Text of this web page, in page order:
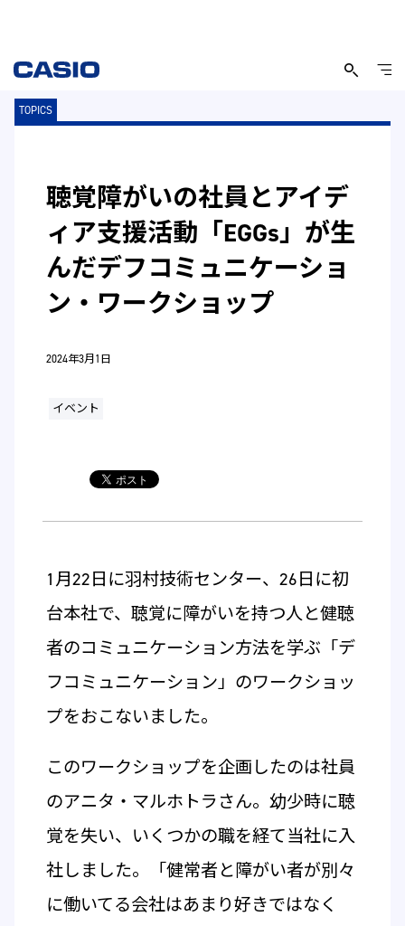
TOPICS
聴覚障がいの社員とアイデ
ィア支援活動「EGGs」が生
んだデフコミュニケーショ
ン・ワークショップ
2024年3月1日
イベント
1月22日に羽村技術センター、26日に初
台本社で、聴覚に障がいを持つ人と健聴
者のコミュニケーション方法を学ぶ「デ
フコミュニケーション」のワークショッ
プをおこないました。
このワークショップを企画したのは社員
のアニタ・マルホトラさん。幼少時に聴
覚を失い、いくつかの職を経て当社に入
社しました。「健常者と障がい者が別々
に働いてる会社はあまり好きではなく